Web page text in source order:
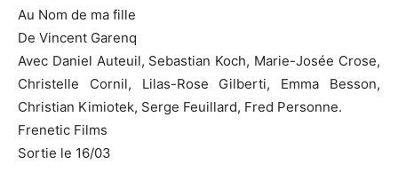
Au Nom de ma fille
De Vincent Garenq
Avec Daniel Auteuil, Sebastian Koch, Marie-Josée Crose,
Christelle Cornil, Lilas-Rose Gilberti, Emma Besson,
Christian Kimiotek, Serge Feuillard, Fred Personne.
Frenetic Films
Sortie le 16/03